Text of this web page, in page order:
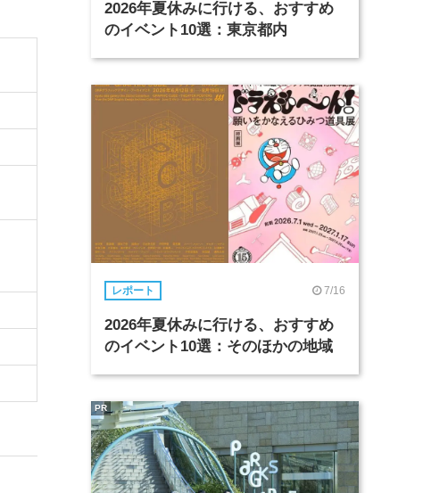
2026年夏休みに行ける、おすすめ
のイベント10選：東京都内
レポート 7/16
2026年夏休みに行ける、おすすめ
のイベント10選：そのほかの地域
PR